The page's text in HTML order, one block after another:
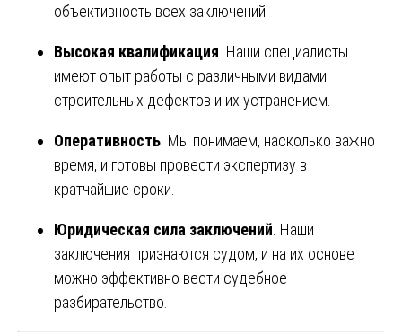
объективность всех заключений.
Высокая квалификация. Наши специалисты
имеют опыт работы с различными видами
строительных дефектов и их устранением.
Оперативность. Мы понимаем, насколько важно
время, и готовы провести экспертизу в
кратчайшие сроки.
Юридическая сила заключений. Наши
заключения признаются судом, и на их основе
можно эффективно вести судебное
разбирательство.